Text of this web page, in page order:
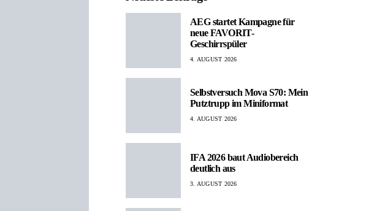
AEG startet Kampagne für
neue FAVORIT-
Geschirrspüler
4. AUGUST 2026
Selbstversuch Mova S70: Mein
Putztrupp im Miniformat
4. AUGUST 2026
IFA 2026 baut Audiobereich
deutlich aus
3. AUGUST 2026